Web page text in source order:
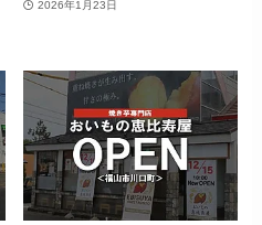
2026年1月23日